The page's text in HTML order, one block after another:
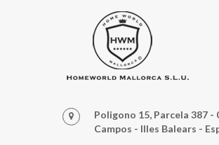
Poligono 15, Parcela 387 -
Campos - Illes Balears -